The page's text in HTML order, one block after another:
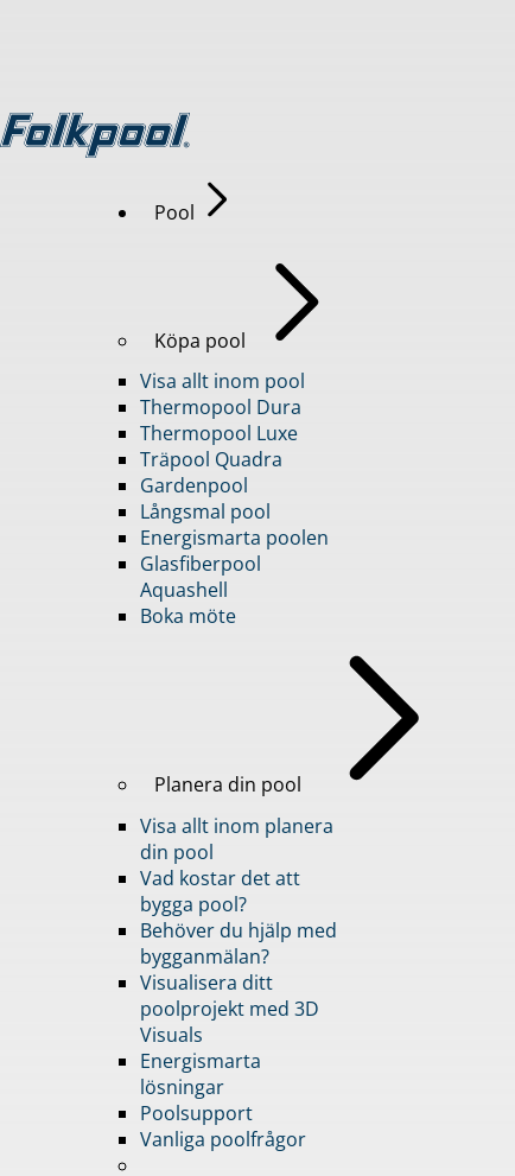
Pool
Köpa pool
Visa allt inom pool
Thermopool Dura
Thermopool Luxe
Träpool Quadra
Gardenpool
Långsmal pool
Energismarta poolen
Glasfiberpool
Aquashell
Boka möte
Planera din pool
Visa allt inom planera
din pool
Vad kostar det att
bygga pool?
Behöver du hjälp med
bygganmälan?
Visualisera ditt
poolprojekt med 3D
Visuals
Energismarta
lösningar
Poolsupport
Vanliga poolfrågor